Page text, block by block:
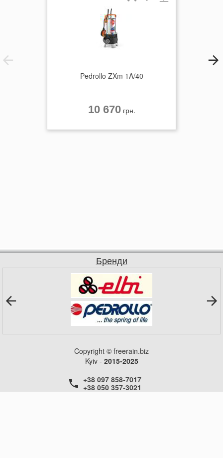
Pedrollo ZXm 1A/40
10 670грн.
Бренди
Copyright © freerain.biz
Kyiv - 2015-2025
+38 097 858-7017
+38 050 357-3021